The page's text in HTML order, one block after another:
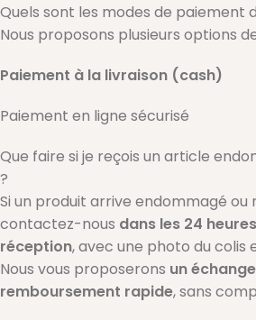
Quels sont les modes de paiement
Nous proposons plusieurs options
Paiement à la livraison (cash)
Paiement en ligne sécurisé
Que faire si je reçois un article
?
Si un produit arrive endommagé ou
contactez-nous dans les 24
réception, avec une photo du colis
Nous vous proposerons un
remboursement rapide, sans